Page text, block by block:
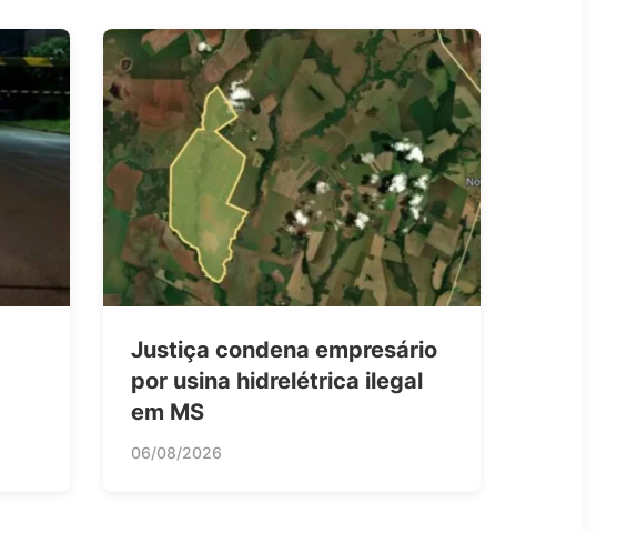
Justiça condena empresário
por usina hidrelétrica ilegal
em MS
06/08/2026